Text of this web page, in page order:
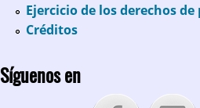
Ejercicio de los derechos
Créditos
Síguenos en